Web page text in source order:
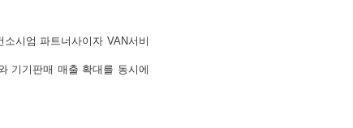
시엄 파트너사이자 VAN서비
기기판매 매출 확대를 동시에